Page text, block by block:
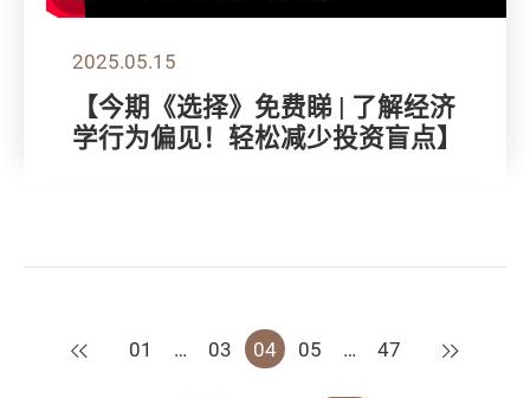
2025.05.15
【今期《选择》免费睇 | 了解经济
学行为偏见！轻松减少投资盲点】
上一页
01 … 03 04 05 … 47 下一页